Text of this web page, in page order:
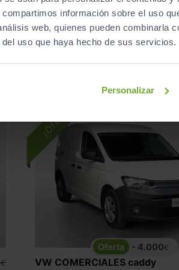
información sobre el uso
web, quienes pueden combinarla
uso que haya hecho de sus servicios.
Personalizar
25.100
Manual
Diésel
€
- 4.000€
VW COMERCIALES caddy